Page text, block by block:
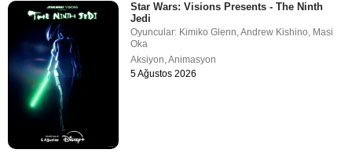
Star Wars: Visions Presents - The Ninth
Jedi
Oyuncular: Kimiko Glenn,Andrew Kishino, Masi
Oka
Aksiyon,Animasyon
5 Ağustos 2026